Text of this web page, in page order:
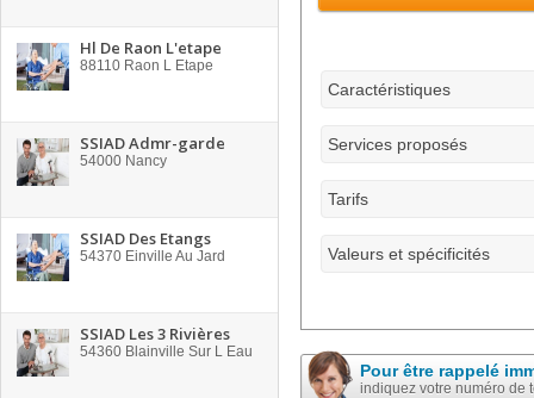
Hl De Raon L'etape
88110 Raon L Etape
SSIAD Admr-garde
54000 Nancy
SSIAD Des Etangs
54370 Einville Au Jard
SSIAD Les 3 Rivières
54360 Blainville Sur L Eau
Caractéristiques
Services proposés
Tarifs
Valeurs et spécificités
Pour être rappelé
indiquez votre numéro de